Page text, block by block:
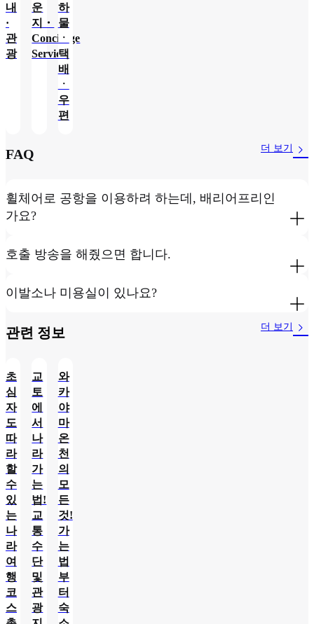
내
·
관
광
운
지・
Concierge
Service
하
물
ㆍ
택
배
ㆍ
우
편
FAQ 더 보기
휠체어로 공항을 이용하려 하는데, 배리어프리인
가요?
호출 방송을 해줬으면 합니다.
이발소나 미용실이 있나요?
관련 정보​ 더 보기
초
심
자
도
따
라
할
수
있
는
나
라
여
행
코
스
교
토
에
서
나
라
가
는
법!
교
통
수
단
및
관
광
와
카
야
마
온
천
의
모
든
것!
가
는
법
부
터
숙